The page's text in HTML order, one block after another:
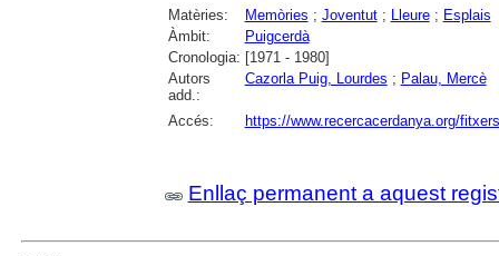
Matèries: Memòries ; Joventut; Lleure; Esplais
Àmbit:
Puigcerdà
Cronologia: [1971 - 1980]
Autors
add.:
Cazorla Puig, Lourdes ; Palau, Mercè
Accés: https://www.recercacerdanya.org/
Enllaç permanent a aquest